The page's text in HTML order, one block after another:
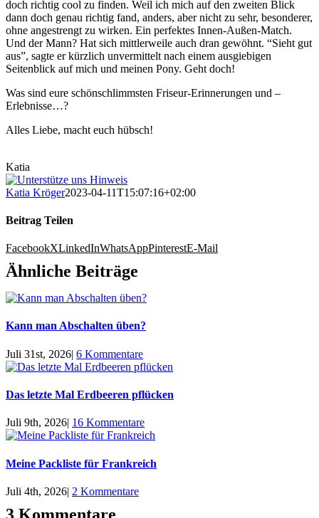
doch richtig cool zu finden. Weil ich mich auf den zweiten Blick
dann doch genau richtig fand, anders, aber nicht zu sehr, besonderer,
ohne angestrengt zu wirken. Ein perfektes Innen-Außen-Match.
Und der Mann? Hat sich mittlerweile auch dran gewöhnt. “Sieht gut
aus”, sagte er kürzlich unvermittelt nach einem ausgiebigen
Seitenblick auf mich und meinen Pony. Geht doch!
Was sind eure schönschlimmsten Friseur-Erinnerungen und –
Erlebnisse…?
Alles Liebe, macht euch hübsch!
Katia
Katia Kröger2023-04-11T15:07:16+02:00
Beitrag Teilen
FacebookXLinkedInWhatsAppPinterestE-Mail
Ähnliche Beiträge
Kann man Abschalten üben?
Juli 31st, 2026| 6 Kommentare
Das letzte Mal Erdbeeren pflücken
Juli 9th, 2026| 16 Kommentare
Meine Packliste für Frankreich
Juli 4th, 2026| 2 Kommentare